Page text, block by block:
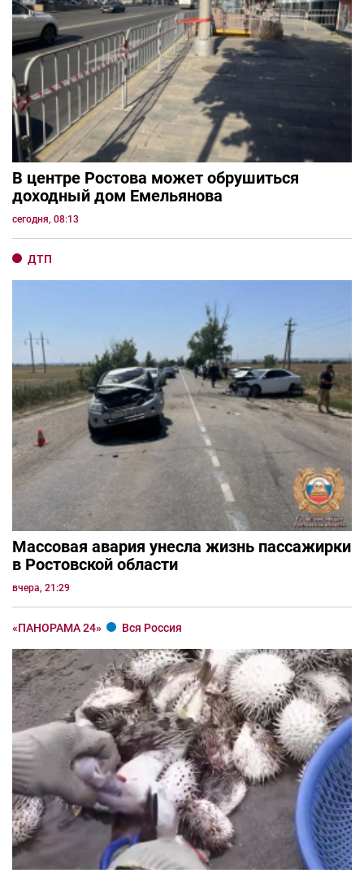
В центре Ростова может обрушиться
доходный дом Емельянова
сегодня, 08:13
ДТП
Массовая авария унесла жизнь пассажирки
в Ростовской области
вчера, 21:29
«ПАНОРАМА 24» Вся Россия